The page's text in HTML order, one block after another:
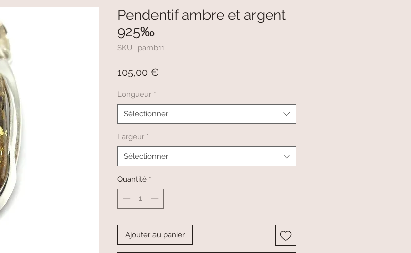
Pendentif ambre et argent
925‰
SKU : pamb11
105,00 €
Longueur *
Sélectionner
Largeur *
Sélectionner
Quantité *
Ajouter au panier